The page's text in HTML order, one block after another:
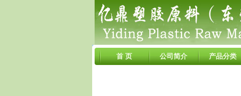
首 页 公司简介 产品分类